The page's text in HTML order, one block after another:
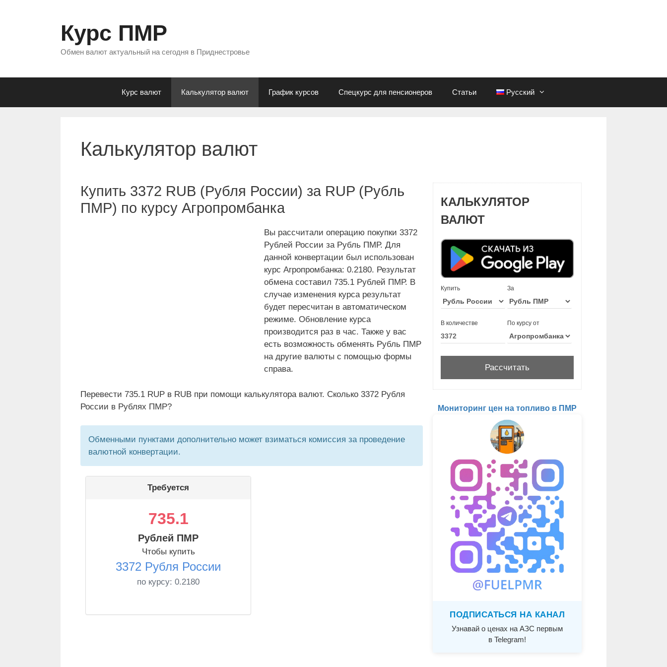
Курс ПМР
Обмен валют актуальный на сегодня в Приднестровье
Курс валют Калькулятор валют График курсов Спецкурс для пенсионеров Статьи Русский
Калькулятор валют
Купить 3372 RUB (Рубля России) за RUP (Рубль
ПМР) по курсу Агропромбанка
Вы рассчитали операцию покупки 3372
Рублей России за Рубль ПМР. Для
данной конвертации был использован
курс Агропромбанка: 0.2180. Результат
обмена составил 735.1 Рублей ПМР. В
случае изменения курса результат
будет пересчитан в автоматическом
режиме. Обновление курса
производится раз в час. Также у вас
есть возможность обменять Рубль ПМР
на другие валюты с помощью формы
справа.
Перевести 735.1 RUP в RUB при помощи калькулятора валют. Сколько 3372 Рубля
России в Рублях ПМР?
Обменными пунктами дополнительно может взиматься комиссия за проведение
валютной конвертации.
Требуется
735.1
Рублей ПМР
Чтобы купить
3372 Рубля России
по курсу: 0.2180
КАЛЬКУЛЯТОР
ВАЛЮТ
Купить За
В количестве По курсу от
Мониторинг цен на топливо в ПМР
ПОДПИСАТЬСЯ НА КАНАЛ
Узнавай о ценах на АЗС первым
в Telegram!